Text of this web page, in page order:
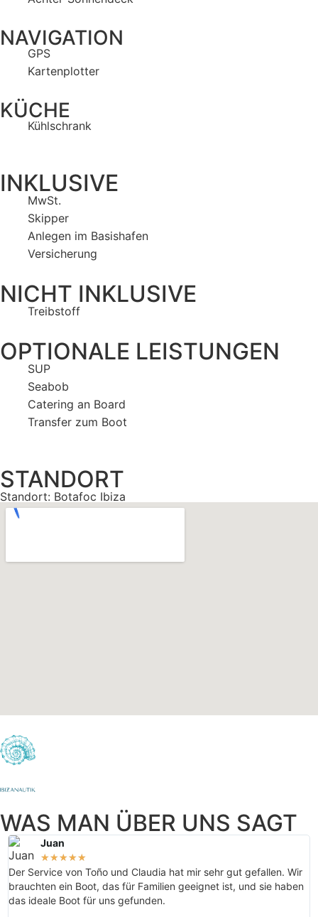
NAVIGATION
GPS
Kartenplotter
KÜCHE
Kühlschrank
INKLUSIVE
MwSt.
Skipper
Anlegen im Basishafen
Versicherung
NICHT INKLUSIVE
Treibstoff
OPTIONALE LEISTUNGEN
SUP
Seabob
Catering an Board
Transfer zum Boot
STANDORT
Standort: Botafoc Ibiza
WAS MAN ÜBER UNS SAGT
Juan
★★★★★
Der Service von Toño und Claudia hat mir sehr gut gefallen. Wir
brauchten ein Boot, das für Familien geeignet ist, und sie haben
das ideale Boot für uns gefunden.